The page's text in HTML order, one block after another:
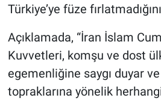
Türkiye’ye füze
Açıklamada, “İran İslam
Kuvvetleri, komşu ve dost
egemenliğine saygı duyar
topraklarına yönelik